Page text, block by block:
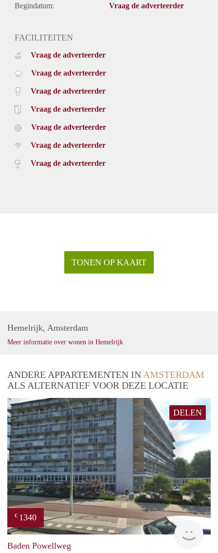
Rental price € 1950,- excluding utilities
Begindatum: Vraag de adverteerder
FACILITEITEN
Vraag de adverteerder
Vraag de adverteerder
Vraag de adverteerder
Vraag de adverteerder
Vraag de adverteerder
Vraag de adverteerder
Vraag de adverteerder
TONEN OP KAART
Hemelrijk, Amsterdam
Meer informatie over wonen in Hemelrijk
ANDERE APPARTEMENTEN IN AMSTERDAM
ALS ALTERNATIEF VOOR DEZE LOCATIE
DELEN
€ 1340
Baden Powellweg